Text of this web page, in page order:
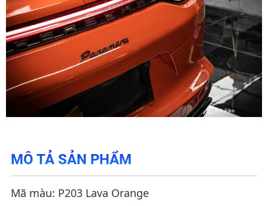
MÔ TẢ SẢN PHẨM
Mã màu: P203 Lava Orange